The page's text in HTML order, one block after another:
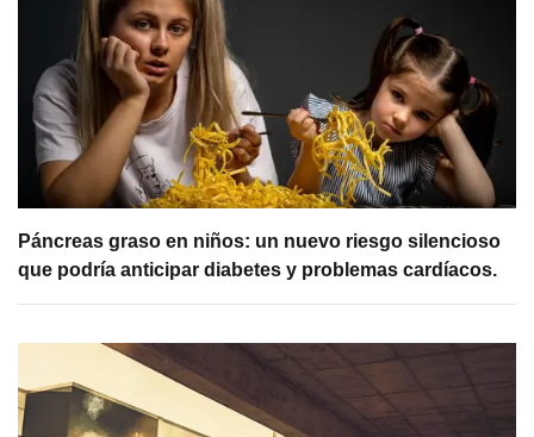
Páncreas graso en niños: un nuevo riesgo silencioso
que podría anticipar diabetes y problemas cardíacos.